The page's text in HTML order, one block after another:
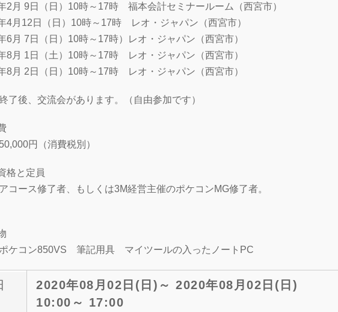
2月 9日（日）10時～17時 福本会計セミナールーム（西宮市）
4月12日（日）10時～17時 レオ・ジャパン（西宮市）
6月 7日（日）10時～17時）レオ・ジャパン（西宮市）
8月 1日（土）10時～17時 レオ・ジャパン（西宮市）
8月 2日（日）10時～17時 レオ・ジャパン（西宮市）
了後、交流会があります。（自由参加です）
円（消費税別）
格と定員
コース修了者、もしくは3M経営主催のポケコンMG修了者。
ケコン850VS 筆記用具 マイツールの入ったノートPC
2020年08月02日(日)～ 2020年08月02日(日)
10:00～ 17:00